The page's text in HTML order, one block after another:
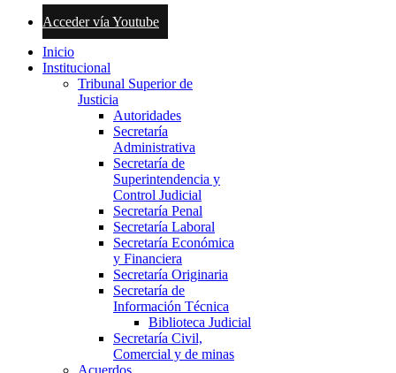
Acceder vía Youtube
Inicio
Institucional
Tribunal Superior de
Justicia
Autoridades
Secretaría
Administrativa
Secretaría de
Superintendencia y
Control Judicial
Secretaría Penal
Secretaría Laboral
Secretaría Económica
y Financiera
Secretaría Originaria
Secretaría de
Información Técnica
Biblioteca Judicial
Secretaría Civil,
Comercial y de minas
Acuerdos